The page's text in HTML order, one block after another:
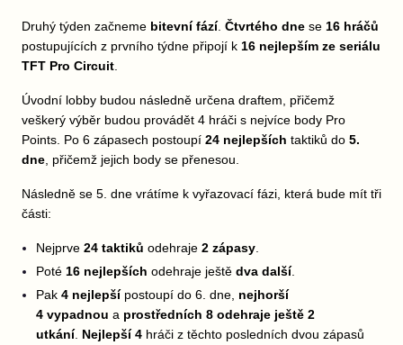
Druhý týden začneme bitevní fází. Čtvrtého dne se 16 hráčů
postupujících z prvního týdne připojí k 16 nejlepším ze seriálu
TFT Pro Circuit
Úvodní lobby budou následně určena draftem, přičemž
veškerý výběr budou provádět 4 hráči s nejvíce body Pro
Points. Po 6 zápasech postoupí 24 nejlepších taktiků do 5.
dne , přičemž jejich body se přenesou.
Následně se 5. dne vrátíme k vyřazovací fázi, která bude mít tři
části:
Nejprve 24 taktiků odehraje 2 zápasy
Poté 16 nejlepších odehraje ještě dva další.
Pak 4 nejlepšípostoupí do 6. dne, nejhorší
4 vypadnou a prostředních 8 odehraje ještě 2
utkání. Nejlepší 4 hráči z těchto posledních dvou zápasů